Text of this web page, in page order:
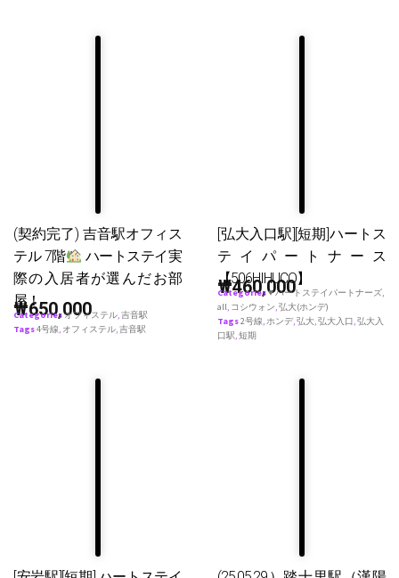
(契約完了) 吉音駅オフィス
テル 7階
ハートステイ実
際の入居者が選んだお部
屋！
₩650,000
Categoriesオフィステル,吉音駅
Tags4号線, オフィステル,吉音駅
[弘大入口駅][短期]ハートス
テイパートナース
【506HIHUCO】
₩460,000
Categories♥ ハートステイパートナーズ,
all, コシウォン,弘大(ホンデ)
Tags2号線,ホンデ,弘大,弘大入口,弘大入
口駅,短期